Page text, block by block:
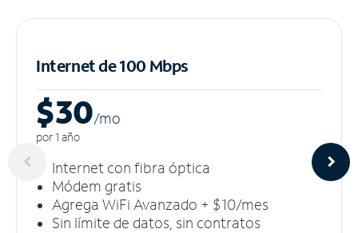
Internet de 100 Mbps
$30/mo
por 1 año
Internet con fibra óptica
Módem gratis
Agrega WiFi Avanzado + $10/mes
Sin límite de datos, sin contratos